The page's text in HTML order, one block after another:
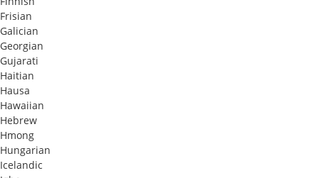
Frisian
Galician
Georgian
Gujarati
Haitian
Hausa
Hawaiian
Hebrew
Hmong
Hungarian
Icelandic